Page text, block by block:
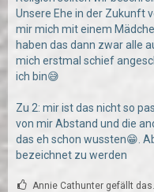
Unsere Ehe in der Zukunft
mir mich mit einem
haben das dann zwar alle
mich erstmal schief
ich bin😅
Zu 2: mir ist das nicht so
von mir Abstand und die
das eh schon wussten😁.
bezeichnet zu werden
Annie Cathunter gefällt das.